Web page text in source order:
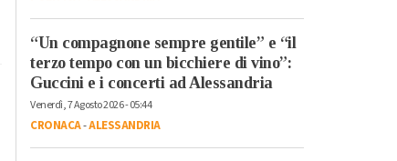
“Un compagnone sempre gentile” e “il
terzo tempo con un bicchiere di vino”:
Guccini e i concerti ad Alessandria
Venerdì, 7 Agosto 2026 - 05:44
CRONACA-ALESSANDRIA